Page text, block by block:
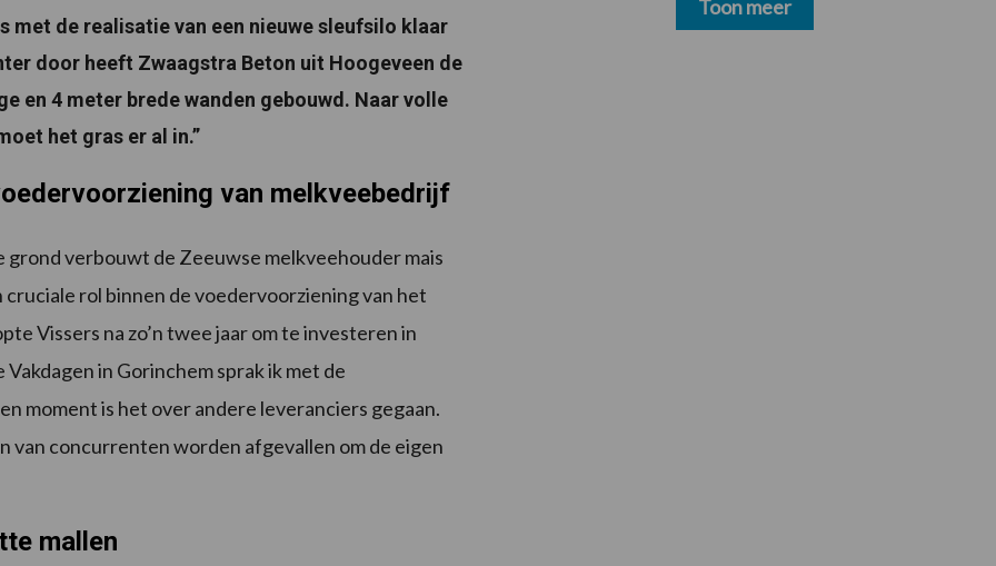
met de realisatie van een nieuwe sleufsilo klaar
door heeft Zwaagstra Beton uit Hoogeveen de
en 4 meter brede wanden gebouwd. Naar volle
het gras er al in.”
van melkveebedrijf
verbouwt de Zeeuwse melkveehouder mais
cruciale rol binnen de voedervoorziening van het
Vissers na zo’n twee jaar om te investeren in
in Gorinchem sprak ik met de
moment is het over andere leveranciers gegaan.
van concurrenten worden afgevallen om de eigen
mallen
Toon meer